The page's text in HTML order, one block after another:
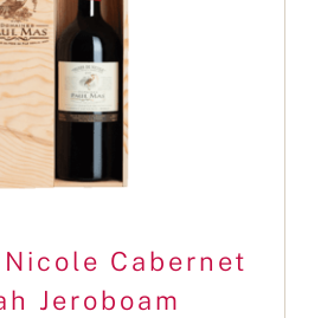
Cabernet
Jeroboam